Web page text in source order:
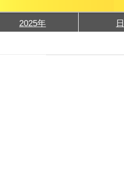
2025年